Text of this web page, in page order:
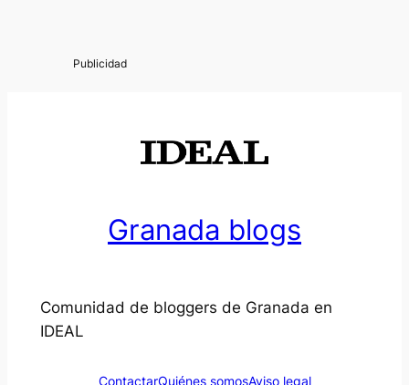
Granada blogs
Comunidad de bloggers de Granada en
IDEAL
ContactarQuiénes somosAviso legal